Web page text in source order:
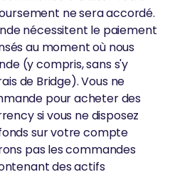
ne sera accordé.
nécessitent le paiement
au moment où nous
(y compris, sans s'y
de Bridge). Vous ne
pour acheter des
si vous ne disposez
sur votre compte
pas les commandes
des actifs